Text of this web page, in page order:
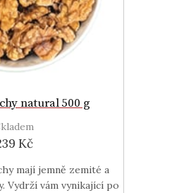
natural 500 g
Kč
mají jemně zemité a
Vydrží vám vynikající po